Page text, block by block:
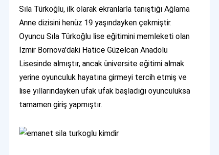
Sıla Türkoğlu, ilk olarak ekranlarla tanıştığı Ağlama
Anne dizisini henüz 19 yaşındayken çekmiştir.
Oyuncu Sıla Türkoğlu lise eğitimini memleketi olan
İzmir Bornova'daki Hatice Güzelcan Anadolu
Lisesinde almıştır, ancak üniversite eğitimi almak
yerine oyunculuk hayatına girmeyi tercih etmiş ve
lise yıllarındayken ufak ufak başladığı oyunculuksa
tamamen giriş yapmıştır.